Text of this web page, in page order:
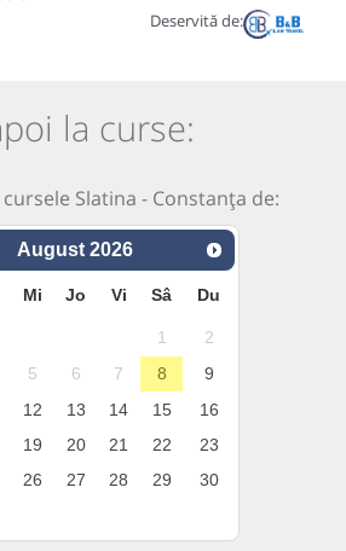
Deservită de:
la curse:
Slatina - Constanța de:
August 2026
Mi Jo Vi Sâ Du
1
2
5 6 7 8
9
12 13 14 15
16
19 20 21 22
23
26 27 28 29
30